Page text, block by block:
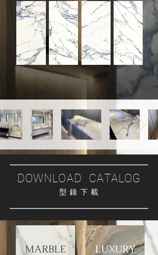
DOWNLOAD CATALOG
型 錄 下 載
MARBLE
LUXURY